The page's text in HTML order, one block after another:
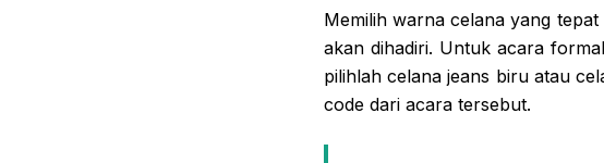
Memilih warna celana yang
akan dihadiri. Untuk acara
pilihlah celana jeans biru atau
code dari acara tersebut.